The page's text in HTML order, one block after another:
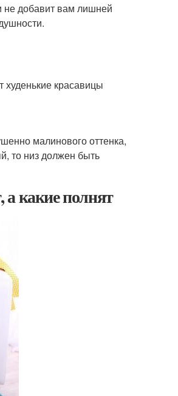
не добавит вам лишней
красавицы
малинового оттенка,
то низ должен быть
какие полнят